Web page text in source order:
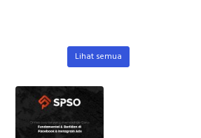
Lihat semua